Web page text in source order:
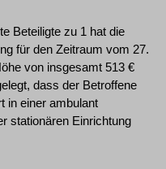
Beteiligte zu 1 hat die
für den Zeitraum vom 27.
von insgesamt 513 €
dass der Betroffene
in einer ambulant
stationären Einrichtung